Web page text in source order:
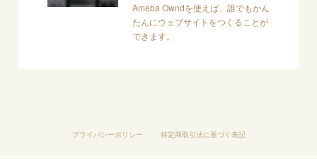
Ameba Owndを使えば、誰でもかん
たんにウェブサイトをつくることが
できます。
プライバシーポリシー 特定商取引法に基づく表記